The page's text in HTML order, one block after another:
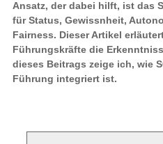
Ansatz, der dabei hilft, ist das
für Status, Gewissnheit,
Fairness. Dieser Artikel
Führungskräfte die
dieses Beitrags zeige ich, wie
Führung integriert ist.